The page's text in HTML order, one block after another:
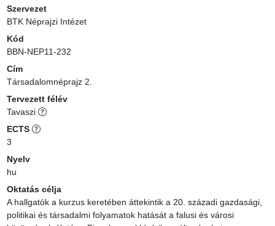
Szervezet
BTK Néprajzi Intézet
Kód
BBN-NEP11-232
Cím
Társadalomnéprajz 2.
Tervezett félév
Tavaszi
ECTS
3
Nyelv
hu
Oktatás célja
A hallgatók a kurzus keretében áttekintik a 20. századi gazdasági,
politikai és társadalmi folyamatok hatását a falusi és városi